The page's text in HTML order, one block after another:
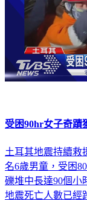
受困90hr女子奇
土耳其地震持續救
名6歲男童，受困
礫堆中長達90個小
地震死亡人數已經